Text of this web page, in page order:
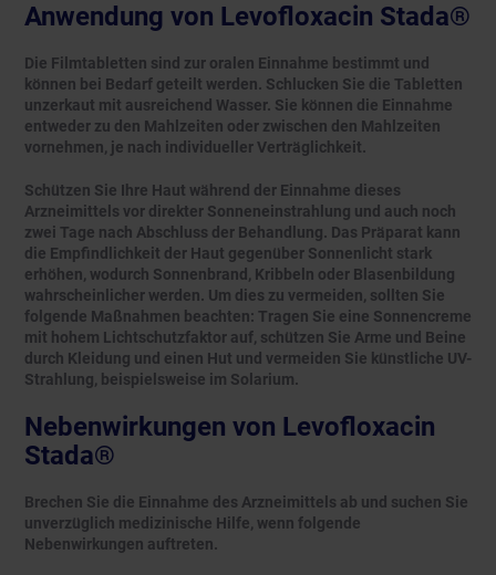
Anwendung von Levofloxacin Stada®
Die Filmtabletten sind zur oralen Einnahme bestimmt und
können bei Bedarf geteilt werden. Schlucken Sie die Tabletten
unzerkaut mit ausreichend Wasser. Sie können die Einnahme
entweder zu den Mahlzeiten oder zwischen den Mahlzeiten
vornehmen, je nach individueller Verträglichkeit.
Schützen Sie Ihre Haut während der Einnahme dieses
Arzneimittels vor direkter Sonneneinstrahlung und auch noch
zwei Tage nach Abschluss der Behandlung. Das Präparat kann
die Empfindlichkeit der Haut gegenüber Sonnenlicht stark
erhöhen, wodurch Sonnenbrand, Kribbeln oder Blasenbildung
wahrscheinlicher werden. Um dies zu vermeiden, sollten Sie
folgende Maßnahmen beachten: Tragen Sie eine Sonnencreme
mit hohem Lichtschutzfaktor auf, schützen Sie Arme und Beine
durch Kleidung und einen Hut und vermeiden Sie künstliche UV-
Strahlung, beispielsweise im Solarium.
Nebenwirkungen von Levofloxacin
Stada®
Brechen Sie die Einnahme des Arzneimittels ab und suchen Sie
unverzüglich medizinische Hilfe, wenn folgende
Nebenwirkungen auftreten.